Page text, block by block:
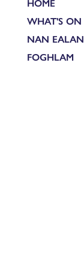
HOME
WHAT'S ON
NAN EALAN
FOGHLAM